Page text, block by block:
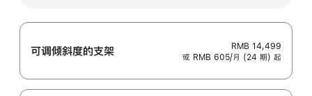
可调倾斜度的支架
RMB 14,499
或 RMB 605/月 (24 期) 起